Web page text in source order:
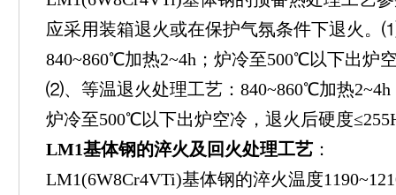
应采用装箱退火或在保护气氛条件下退火。
840~860℃加热2~4h；炉冷至500℃以下出炉
⑵、等温退火处理工艺：840~860℃加热2~4h
炉冷至500℃以下出炉空冷，退火后硬度
LM1基体钢的淬火及回火处理工艺 ：
LM1(6W8Cr4VTi)基体钢的淬火温度